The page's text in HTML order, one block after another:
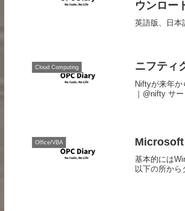
ウンロー
英語版、日本
Cloud Computing ニフティ
Niftyが来年か
｜@nifty サ
Office/VBA Microsoft
基本的には
以下の所か